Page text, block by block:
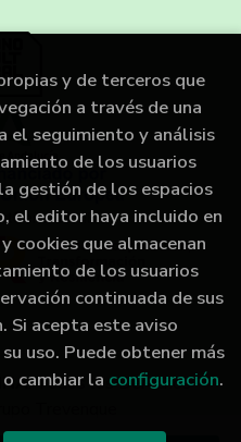
. Todos los Derechos
y de terceros que
a través de una
el seguimiento y análisis
de los usuarios
gestión de los espacios
el editor haya incluido en
cookies que almacenan
de los usuarios
continuada de sus
Si acepta este aviso
uso. Puede obtener más
o cambiar la configuración.